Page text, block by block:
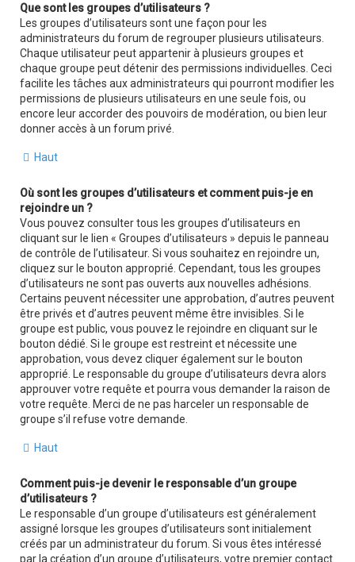
Que sont les groupes d’utilisateurs ?
Les groupes d’utilisateurs sont une façon pour les
administrateurs du forum de regrouper plusieurs utilisateurs.
Chaque utilisateur peut appartenir à plusieurs groupes et
chaque groupe peut détenir des permissions individuelles. Ceci
facilite les tâches aux administrateurs qui pourront modifier les
permissions de plusieurs utilisateurs en une seule fois, ou
encore leur accorder des pouvoirs de modération, ou bien leur
donner accès à un forum privé.
Haut
Où sont les groupes d’utilisateurs et comment puis-je en
rejoindre un ?
Vous pouvez consulter tous les groupes d’utilisateurs en
cliquant sur le lien « Groupes d’utilisateurs » depuis le panneau
de contrôle de l’utilisateur. Si vous souhaitez en rejoindre un,
cliquez sur le bouton approprié. Cependant, tous les groupes
d’utilisateurs ne sont pas ouverts aux nouvelles adhésions.
Certains peuvent nécessiter une approbation, d’autres peuvent
être privés et d’autres peuvent même être invisibles. Si le
groupe est public, vous pouvez le rejoindre en cliquant sur le
bouton dédié. Si le groupe est restreint et nécessite une
approbation, vous devez cliquer également sur le bouton
approprié. Le responsable du groupe d’utilisateurs devra alors
approuver votre requête et pourra vous demander la raison de
votre requête. Merci de ne pas harceler un responsable de
groupe s’il refuse votre demande.
Haut
Comment puis-je devenir le responsable d’un groupe
d’utilisateurs ?
Le responsable d’un groupe d’utilisateurs est généralement
assigné lorsque les groupes d’utilisateurs sont initialement
créés par un administrateur du forum. Si vous êtes intéressé
par la création d’un groupe d’utilisateurs, votre premier contact